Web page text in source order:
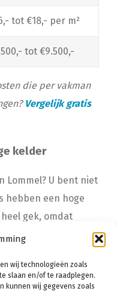
wij technologieën zoals
slaan en/of te raadplegen.
kunnen wij gegevens zoals
tot €18,- per m²
tot €9.500,-
die per vakman
Vergelijk gratis
kelder
Lommel? U bent niet
hebben een hoge
gek, omdat
het maaiveld
probeert te